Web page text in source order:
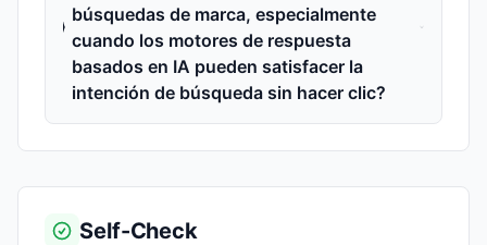
búsquedas de marca, especialmente
cuando los motores de respuesta
basados en IA pueden satisfacer la
intención de búsqueda sin hacer clic?
Self-Check